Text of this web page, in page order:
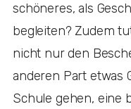
schöneres, als
begleiten? Zudem
nicht nur den
anderen Part etwas
Schule gehen, eine